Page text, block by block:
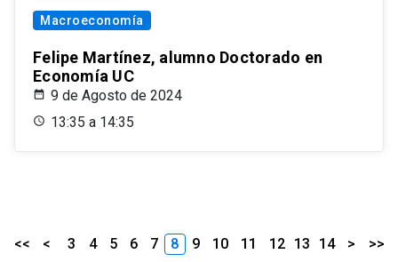
Macroeconomía
Felipe Martínez, alumno Doctorado en
Economía UC
9 de Agosto de 2024
13:35 a 14:35
<< < 3 4 5 6 7 8 9 10 11 12 13 14 > >>